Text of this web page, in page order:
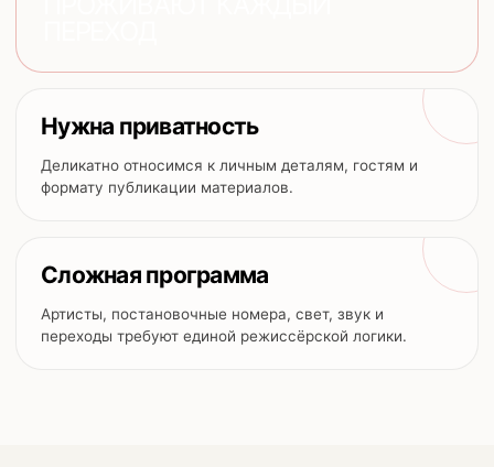
Нужна приватность
Деликатно относимся к личным деталям, гостям и
формату публикации материалов.
Сложная программа
Артисты, постановочные номера, свет, звук и
переходы требуют единой режиссёрской логики.